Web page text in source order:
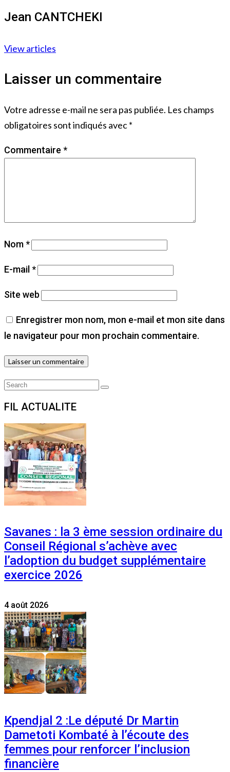
Jean CANTCHEKI
View articles
Laisser un commentaire
Votre adresse e-mail ne sera pas publiée. Les champs
obligatoires sont indiqués avec*
Commentaire *
Nom*
E-mail*
Site web
Enregistrer mon nom, mon e-mail et mon site dans
le navigateur pour mon prochain commentaire.
Search
Search
FIL ACTUALITE
Savanes : la 3 ème session ordinaire du
Conseil Régional s’achève avec
l’adoption du budget supplémentaire
exercice 2026
4 août 2026
Kpendjal 2 :Le député Dr Martin
Dametoti Kombaté à l’écoute des
femmes pour renforcer l’inclusion
financière